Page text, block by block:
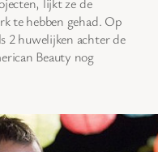
te hebben gehad. Op
2 huwelijken achter de
Beauty nog